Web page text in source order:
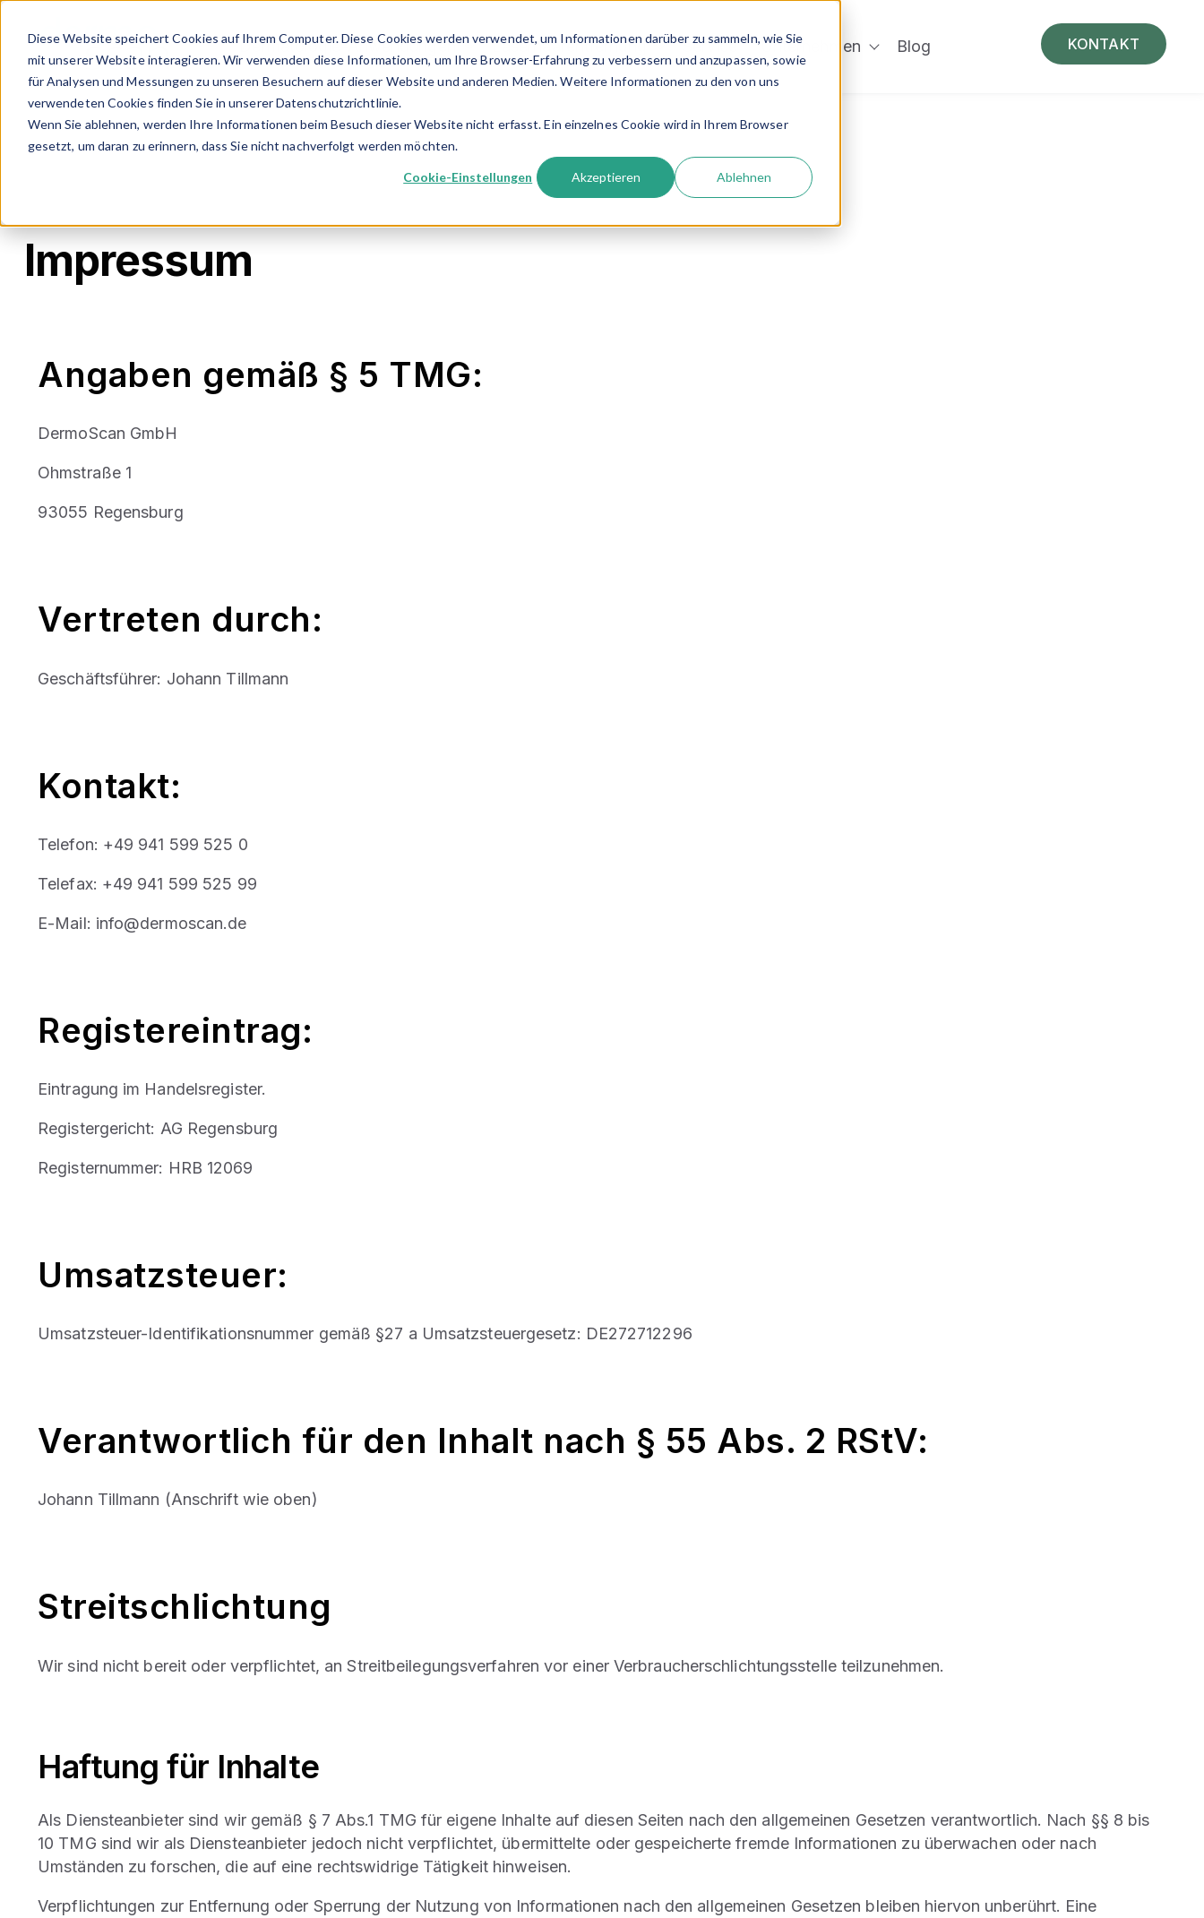
Diese Website speichert Cookies auf Ihrem Computer. Diese Cookies werden verwendet, um Informationen darüber zu sammeln, wie Sie
mit unserer Website interagieren. Wir verwenden diese Informationen, um Ihre Browser-Erfahrung zu verbessern und anzupassen, sowie
für Analysen und Messungen zu unseren Besuchern auf dieser Website und anderen Medien. Weitere Informationen zu den von uns
verwendeten Cookies finden Sie in unserer Datenschutzrichtlinie.
Wenn Sie ablehnen, werden Ihre Informationen beim Besuch dieser Website nicht erfasst. Ein einzelnes Cookie wird in Ihrem Browser
gesetzt, um daran zu erinnern, dass Sie nicht nachverfolgt werden möchten.
Cookie-Einstellungen Akzeptieren Ablehnen
Dermatologie-Anwendungen Show submenu for Dermatologie-Anwendungen
Laserhaarentfernung Show submenu for Laserhaarentfernung
Service Unternehmen Show submenu for Unternehmen
Blog KONTAKT
Impressum
Angaben gemäß § 5 TMG:
DermoScan GmbH
Ohmstraße 1
93055 Regensburg
Vertreten durch:
Geschäftsführer: Johann Tillmann
Kontakt:
Telefon: +49 941 599 525 0
Telefax: +49 941 599 525 99
E-Mail: info@dermoscan.de
Registereintrag:
Eintragung im Handelsregister.
Registergericht: AG Regensburg
Registernummer: HRB 12069
Umsatzsteuer:
Umsatzsteuer-Identifikationsnummer gemäß §27 a Umsatzsteuergesetz: DE272712296
Verantwortlich für den Inhalt nach § 55 Abs. 2 RStV:
Johann Tillmann (Anschrift wie oben)
Streitschlichtung
Wir sind nicht bereit oder verpflichtet, an Streitbeilegungsverfahren vor einer Verbraucherschlichtungsstelle teilzunehmen.
Haftung für Inhalte
Als Diensteanbieter sind wir gemäß § 7 Abs.1 TMG für eigene Inhalte auf diesen Seiten nach den allgemeinen Gesetzen verantwortlich. Nach §§ 8 bis
10 TMG sind wir als Diensteanbieter jedoch nicht verpflichtet, übermittelte oder gespeicherte fremde Informationen zu überwachen oder nach
Umständen zu forschen, die auf eine rechtswidrige Tätigkeit hinweisen.
Verpflichtungen zur Entfernung oder Sperrung der Nutzung von Informationen nach den allgemeinen Gesetzen bleiben hiervon unberührt. Eine